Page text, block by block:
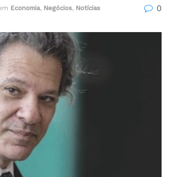
Economia, Negócios, Notícias 0